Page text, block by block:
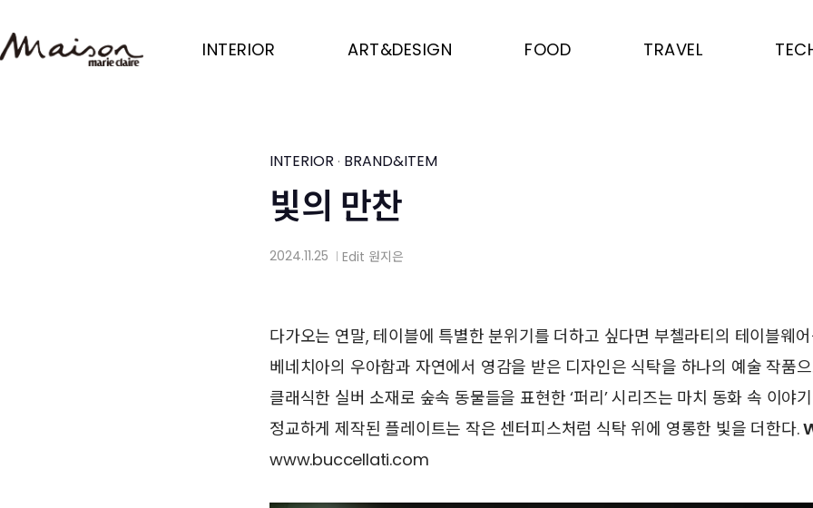
to
main
INTERIOR ART&DESIGN FOOD TRAVEL
INTERIOR · BRAND&ITEM
빛의 만찬
2024.11.25 Edit 원지은
다가오는 연말, 테이블에 특별한 분위기를 더하고 싶다면 부첼라티의 테이블웨
베네치아의 우아함과 자연에서 영감을 받은 디자인은 식탁을 하나의 예술 작품
클래식한 실버 소재로 숲속 동물들을 표현한 ‘퍼리’ 시리즈는 마치 동화 속 이야
정교하게 제작된 플레이트는 작은 센터피스처럼 식탁 위에 영롱한 빛을 더한다.
www.buccellati.com